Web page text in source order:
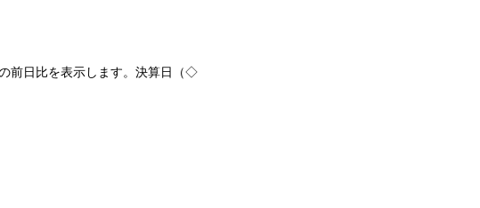
前日比を表示します。決算日（◇